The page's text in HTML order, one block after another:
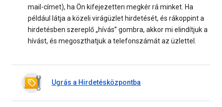
mail-címet), ha Ön kifejezetten megkér rá minket. Ha
például látja a közeli virágüzlet hirdetését, és rákoppint a
hirdetésben szereplő „hívás” gombra, akkor mi elindítjuk a
hívást, és megoszthatjuk a telefonszámát az üzlettel.
Ugrás a Hirdetésközpontba